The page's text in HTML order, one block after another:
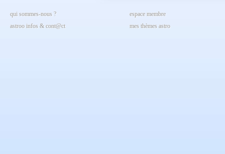
qui sommes-nous ?
astroo infos & cont@ct
espace membre
mes thèmes astro